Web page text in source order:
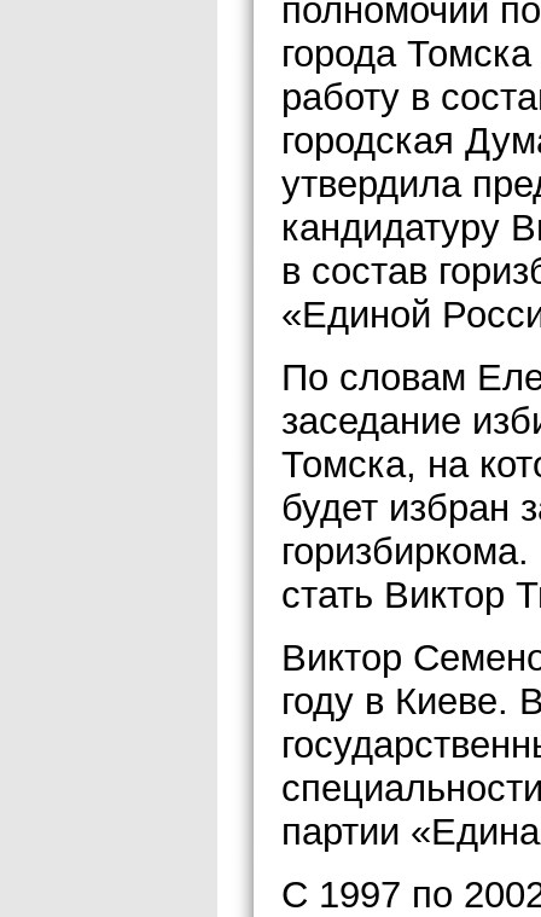
полномочий
города
работу в
городская
утвердила
кандидатуру
в состав
«Единой
По словам
заседание
Томска, на
будет избран
стать Виктор
Виктор
году в Киеве.
партии
С 1997 по